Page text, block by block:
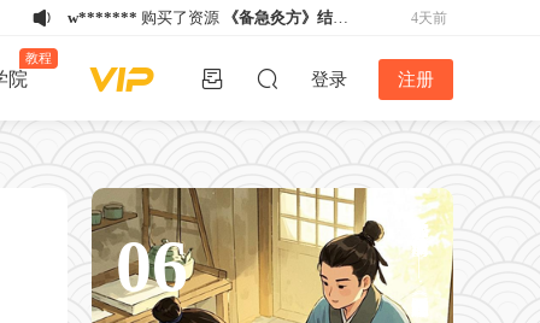
院
教程
登录 注册
w******* 购买了资源
《备急灸方》结缘
4天前
活动
w*******购买了资源 《备急灸方》结缘
活动
4天前
u*******下载了资源易排仿刻本排版
4天前
k*****5 登录了本站 3天前
w*******购买了资源
《备急灸方》结缘
活动
3天前
h****e登录了本站 3天前
u*******下载了资源家谱排版软件谱公
4天前
06 醉后不知天在水，满船清梦压星河。——元·唐温如《题龙阳县青草湖》